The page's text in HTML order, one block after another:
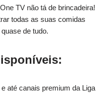
TV não tá de brincadeira!
todas as suas comidas
de tudo.
até canais premium da Liga